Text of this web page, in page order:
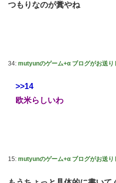
つもりなのが糞やね
34: mutyunのゲーム+α ブログがお送り
>>14
欧米らしいわ
15: mutyunのゲーム+α ブログがお送り